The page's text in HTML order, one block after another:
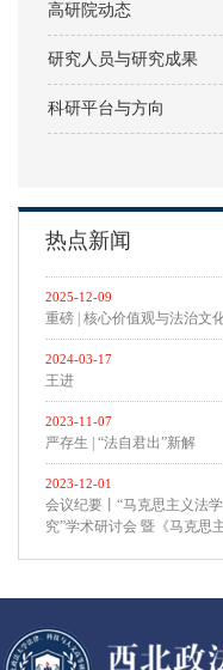
高研院动态
研究人员与研究成果
科研平台与方向
热点新闻
2025-12-09
重磅 | 核心价值观与法治文
2024-03-17
王进
2023-11-07
严存生 | “法自君出”新解
2023-12-01
会议纪要丨“马克思主义法
究”学术研讨会 暨《马克思